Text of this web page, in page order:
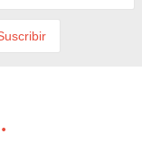
.